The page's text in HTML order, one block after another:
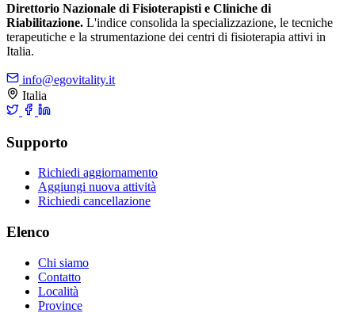
Direttorio Nazionale di Fisioterapisti e Cliniche di
Riabilitazione. L'indice consolida la specializzazione, le tecniche
terapeutiche e la strumentazione dei centri di fisioterapia attivi in
Italia.
info@egovitality.it
Italia
Supporto
Richiedi aggiornamento
Aggiungi nuova attività
Richiedi cancellazione
Elenco
Chi siamo
Contatto
Località
Province